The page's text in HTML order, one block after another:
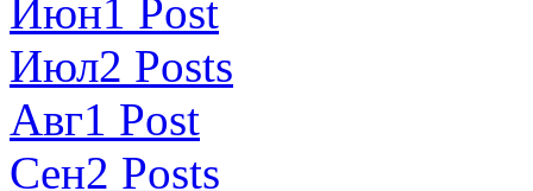
Июн1 Post
Июл2 Posts
Авг1 Post
Сен2 Posts